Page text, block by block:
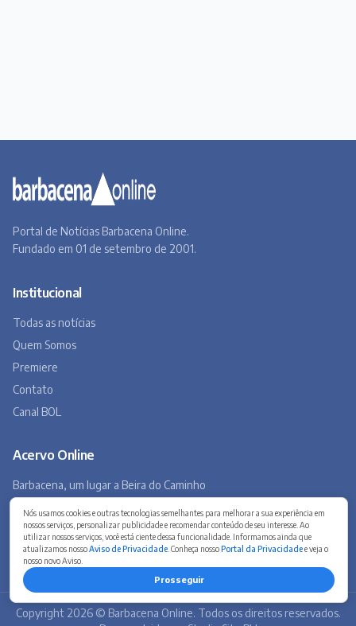
Nós usamos cookies e outras tecnologias semelhantes para melhorar a sua experiência em
nossos serviços, personalizar publicidade e recomendar conteúdo de seu interesse. Ao
utilizar nossos serviços, você está ciente dessa funcionalidade. Informamos ainda que
atualizamos nossoAviso de Privacidade . Conheça nossoPortal da Privacidadee veja o
nosso novo Aviso.
Prosseguir
Contato
Acervo Online
Barbacena, um lugar a Beira do Caminho
Museu Virtual
Museu do Tropeirismo
Copyright 2026 © Barbacena Online. Todos os direitos reservados.